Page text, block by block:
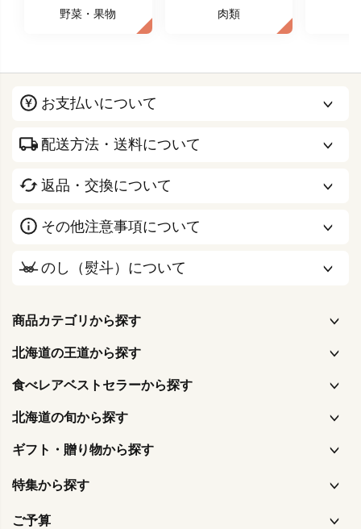
野菜・果物 肉類
お支払いについて
配送方法・送料について
返品・交換について
その他注意事項について
のし（熨斗）について
商品カテゴリから探す
北海道の王道から探す
食べレアベストセラーから探す
北海道の旬から探す
ギフト・贈り物から探す
特集から探す
ご予算